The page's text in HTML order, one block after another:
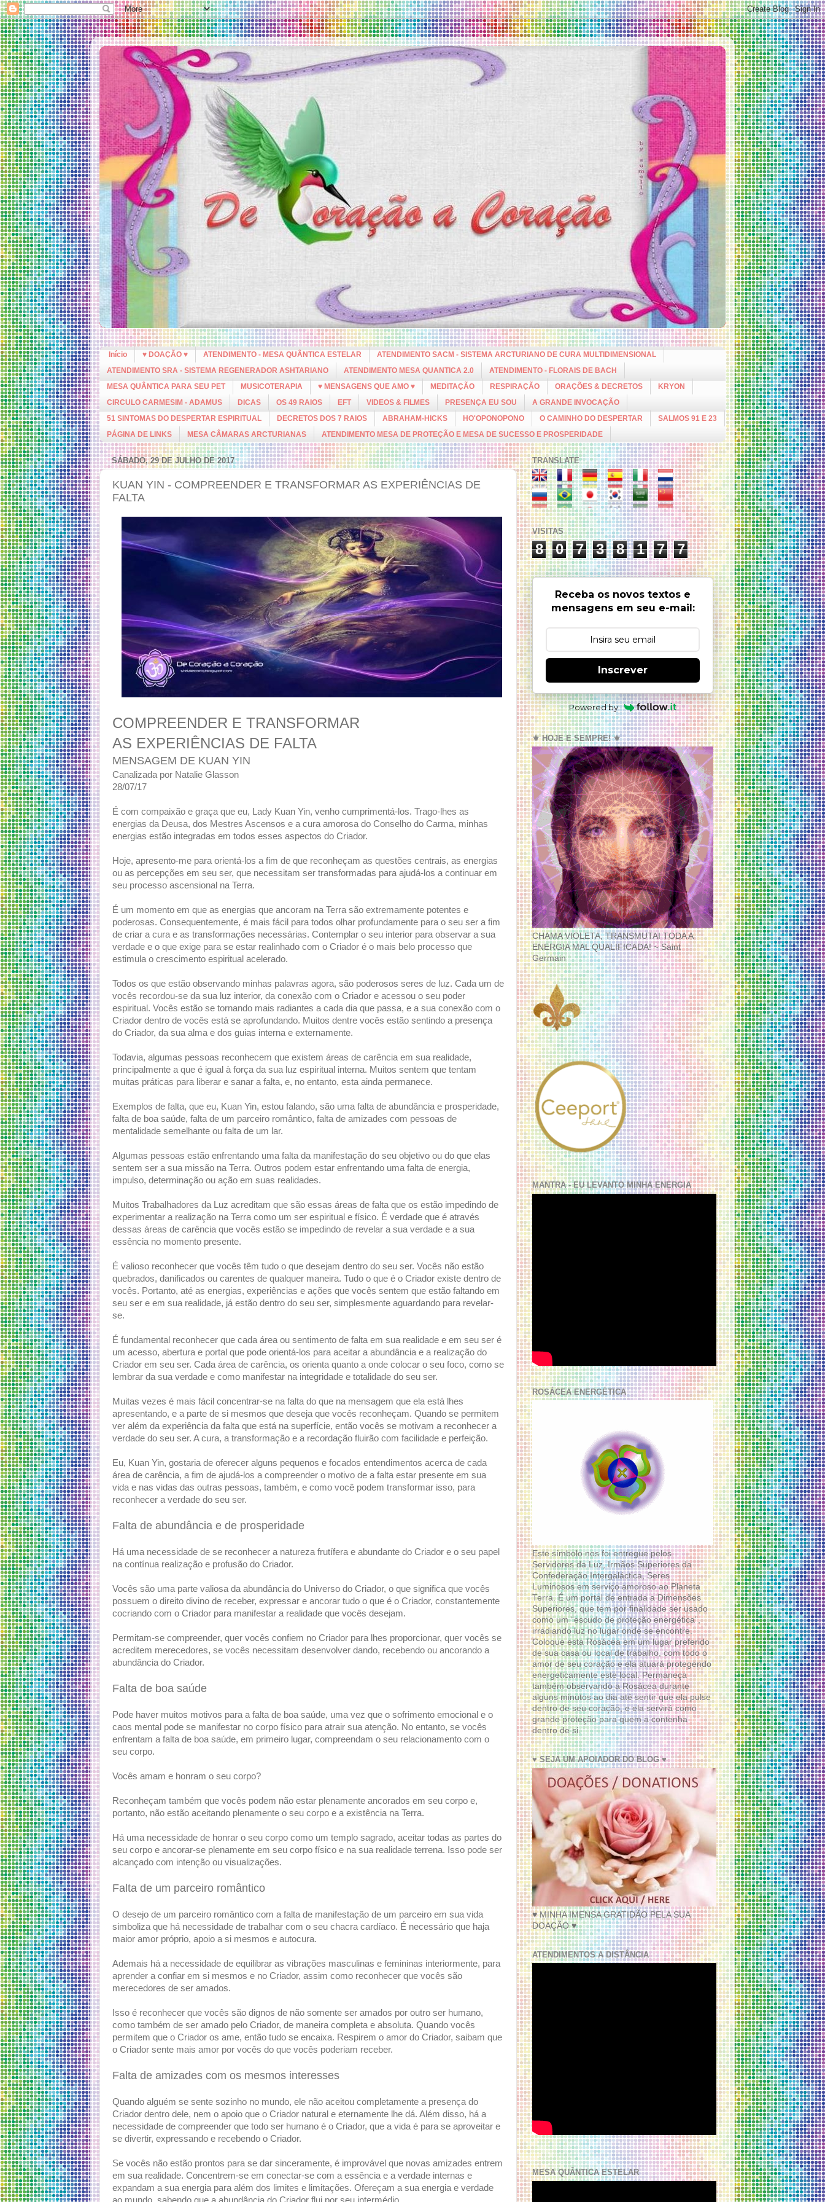
Início ♥ DOAÇÃO ♥ ATENDIMENTO - MESA QUÂNTICA ESTELAR
ATENDIMENTO SACM - SISTEMA ARCTURIANO DE CURA MULTIDIMENSIONAL
ATENDIMENTO SRA - SISTEMA REGENERADOR ASHTARIANO
ATENDIMENTO MESA QUANTICA 2.0
ATENDIMENTO - FLORAIS DE BACH
MESA QUÂNTICA PARA SEU PET
MUSICOTERAPIA ♥ MENSAGENS QUE AMO ♥ MEDITAÇÃO RESPIRAÇÃO ORAÇÕES & DECRETOS
KRYON
CIRCULO CARMESIM - ADAMUS
DICAS OS 49 RAIOS EFT VIDEOS & FILMES PRESENÇA EU SOU
A GRANDE INVOCAÇÃO
51 SINTOMAS DO DESPERTAR ESPIRITUAL
DECRETOS DOS 7 RAIOS ABRAHAM-HICKS HO'OPONOPONO O CAMINHO DO DESPERTAR
SALMOS 91 E 23
PÁGINA DE LINKS
MESA CÂMARAS ARCTURIANAS ATENDIMENTO MESA DE PROTEÇÃO E MESA DE SUCESSO E PROSPERIDADE
SÁBADO, 29 DE JULHO DE 2017
KUAN YIN - COMPREENDER E TRANSFORMAR AS EXPERIÊNCIAS DE
FALTA
COMPREENDER E TRANSFORMAR
AS EXPERIÊNCIAS DE FALTA
MENSAGEM DE KUAN YIN
Canalizada por Natalie Glasson
28/07/17
É com compaixão e graça que eu, Lady Kuan Yin, venho cumprimentá-los. Trago-lhes as
energias da Deusa, dos Mestres Ascensos e a cura amorosa do Conselho do Carma, minhas
energias estão integradas em todos esses aspectos do Criador.
Hoje, apresento-me para orientá-los a fim de que reconheçam as questões centrais, as energias
ou as percepções em seu ser, que necessitam ser transformadas para ajudá-los a continuar em
seu processo ascensional na Terra.
É um momento em que as energias que ancoram na Terra são extremamente potentes e
poderosas. Consequentemente, é mais fácil para todos olhar profundamente para o seu ser a fim
de criar a cura e as transformações necessárias. Contemplar o seu interior para observar a sua
verdade e o que exige para se estar realinhado com o Criador é o mais belo processo que
estimula o crescimento espiritual acelerado.
Todos os que estão observando minhas palavras agora, são poderosos seres de luz. Cada um de
vocês recordou-se da sua luz interior, da conexão com o Criador e acessou o seu poder
espiritual. Vocês estão se tornando mais radiantes a cada dia que passa, e a sua conexão com o
Criador dentro de vocês está se aprofundando. Muitos dentre vocês estão sentindo a presença
do Criador, da sua alma e dos guias interna e externamente.
Todavia, algumas pessoas reconhecem que existem áreas de carência em sua realidade,
principalmente a que é igual à força da sua luz espiritual interna. Muitos sentem que tentam
muitas práticas para liberar e sanar a falta, e, no entanto, esta ainda permanece.
Exemplos de falta, que eu, Kuan Yin, estou falando, são uma falta de abundância e prosperidade,
falta de boa saúde, falta de um parceiro romântico, falta de amizades com pessoas de
mentalidade semelhante ou falta de um lar.
Algumas pessoas estão enfrentando uma falta da manifestação do seu objetivo ou do que elas
sentem ser a sua missão na Terra. Outros podem estar enfrentando uma falta de energia,
impulso, determinação ou ação em suas realidades.
Muitos Trabalhadores da Luz acreditam que são essas áreas de falta que os estão impedindo de
experimentar a realização na Terra como um ser espiritual e físico. É verdade que é através
dessas áreas de carência que vocês estão se impedindo de revelar a sua verdade e a sua
essência no momento presente.
É valioso reconhecer que vocês têm tudo o que desejam dentro do seu ser. Vocês não estão
quebrados, danificados ou carentes de qualquer maneira. Tudo o que é o Criador existe dentro de
vocês. Portanto, até as energias, experiências e ações que vocês sentem que estão faltando em
seu ser e em sua realidade, já estão dentro do seu ser, simplesmente aguardando para revelar-
se.
É fundamental reconhecer que cada área ou sentimento de falta em sua realidade e em seu ser é
um acesso, abertura e portal que pode orientá-los para aceitar a abundância e a realização do
Criador em seu ser. Cada área de carência, os orienta quanto a onde colocar o seu foco, como se
lembrar da sua verdade e como manifestar na integridade e totalidade do seu ser.
Muitas vezes é mais fácil concentrar-se na falta do que na mensagem que ela está lhes
apresentando, e a parte de si mesmos que deseja que vocês reconheçam. Quando se permitem
ver além da experiência da falta que está na superfície, então vocês se motivam a reconhecer a
verdade do seu ser. A cura, a transformação e a recordação fluirão com facilidade e perfeição.
Eu, Kuan Yin, gostaria de oferecer alguns pequenos e focados entendimentos acerca de cada
área de carência, a fim de ajudá-los a compreender o motivo de a falta estar presente em sua
vida e nas vidas das outras pessoas, também, e como você podem transformar isso, para
reconhecer a verdade do seu ser.
Falta de abundância e de prosperidade
Há uma necessidade de se reconhecer a natureza frutífera e abundante do Criador e o seu papel
na contínua realização e profusão do Criador.
Vocês são uma parte valiosa da abundância do Universo do Criador, o que significa que vocês
possuem o direito divino de receber, expressar e ancorar tudo o que é o Criador, constantemente
cocriando com o Criador para manifestar a realidade que vocês desejam.
Permitam-se compreender, quer vocês confiem no Criador para lhes proporcionar, quer vocês se
acreditem merecedores, se vocês necessitam desenvolver dando, recebendo ou ancorando a
abundância do Criador.
Falta de boa saúde
Pode haver muitos motivos para a falta de boa saúde, uma vez que o sofrimento emocional e o
caos mental pode se manifestar no corpo físico para atrair sua atenção. No entanto, se vocês
enfrentam a falta de boa saúde, em primeiro lugar, compreendam o seu relacionamento com o
seu corpo.
Vocês amam e honram o seu corpo?
Reconheçam também que vocês podem não estar plenamente ancorados em seu corpo e,
portanto, não estão aceitando plenamente o seu corpo e a existência na Terra.
Há uma necessidade de honrar o seu corpo como um templo sagrado, aceitar todas as partes do
seu corpo e ancorar-se plenamente em seu corpo físico e na sua realidade terrena. Isso pode ser
alcançado com intenção ou visualizações.
Falta de um parceiro romântico
O desejo de um parceiro romântico com a falta de manifestação de um parceiro em sua vida
simboliza que há necessidade de trabalhar com o seu chacra cardíaco. É necessário que haja
maior amor próprio, apoio a si mesmos e autocura.
Ademais há a necessidade de equilibrar as vibrações masculinas e femininas interiormente, para
aprender a confiar em si mesmos e no Criador, assim como reconhecer que vocês são
merecedores de ser amados.
Isso é reconhecer que vocês são dignos de não somente ser amados por outro ser humano,
como também de ser amado pelo Criador, de maneira completa e absoluta. Quando vocês
permitem que o Criador os ame, então tudo se encaixa. Respirem o amor do Criador, saibam que
o Criador sente mais amor por vocês do que vocês poderiam receber.
Falta de amizades com os mesmos interesses
Quando alguém se sente sozinho no mundo, ele não aceitou completamente a presença do
Criador dentro dele, nem o apoio que o Criador natural e eternamente lhe dá. Além disso, há a
necessidade de compreender que todo ser humano é o Criador, que a vida é para se aproveitar e
se divertir, expressando e recebendo o Criador.
Se vocês não estão prontos para se dar sinceramente, é improvável que novas amizades entrem
em sua realidade. Concentrem-se em conectar-se com a essência e a verdade internas e
expandam a sua energia para além dos limites e limitações. Ofereçam a sua energia e verdade
TRANSLATE
VISITAS
8 0 7 3 8 1 7 7
Receba os novos textos e
mensagens em seu e-mail:
Inscrever
Powered by
⚜️ HOJE E SEMPRE! ⚜️
CHAMA VIOLETA, TRANSMUTAI TODA A
ENERGIA MAL QUALIFICADA! ~ Saint
Germain
MANTRA - EU LEVANTO MINHA ENERGIA
ROSÁCEA ENERGÉTICA
Este símbolo nos foi entregue pelos
Servidores da Luz, Irmãos Superiores da
Confederação Intergaláctica, Seres
Luminosos em serviço amoroso ao Planeta
Terra. É um portal de entrada a Dimensões
Superiores, que tem por finalidade ser usado
como um “escudo de proteção energética”,
irradiando luz no lugar onde se encontre.
Coloque esta Rosácea em um lugar preferido
de sua casa ou local de trabalho, com todo o
amor de seu coração e ela atuará protegendo
energeticamente este local. Permaneça
também observando a Rosácea durante
alguns minutos ao dia até sentir que ela pulse
dentro de seu coração, e ela servirá como
grande proteção para quem a contenha
dentro de si.
♥ SEJA UM APOIADOR DO BLOG ♥
♥ MINHA IMENSA GRATIDÃO PELA SUA
DOAÇÃO ♥
ATENDIMENTOS A DISTÂNCIA
MESA QUÂNTICA ESTELAR